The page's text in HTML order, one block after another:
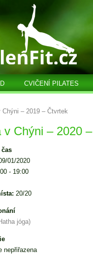
CVIČENÍ PILATES
Chýni – 2019 – Čtvrtek
v Chýni – 2020
čas
01/2020
- 19:00
20/20
jóga)
nepřiřazena